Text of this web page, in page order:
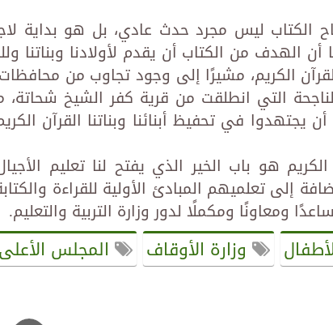
الكتاب ليس مجرد حدث عادي، بل هو بداية
الهدف من الكتاب أن يقدم لأولادنا وبناتنا
الكريم، مشيرًا إلى وجود تجاوب من
التي انطلقت من قرية كفر الشيخ
يجتهدوا في تحفيظ أبنائنا وبناتنا القرآن
هو باب الخير الذي يفتح لنا تعليم
إلى تعلميهم المبادئ الأولية للقراءة
ومعاونًا ومكملًا لدور وزارة التربية والتعليم.
وزارة الأوقاف
المجلس